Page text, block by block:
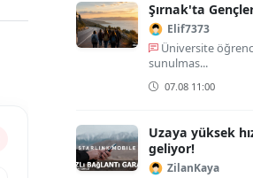
Şırnak'ta
Elif7373
Üniversite
sunulmas...
07.08 11:00
Uzaya yüksek
geliyor!
ZilanKaya